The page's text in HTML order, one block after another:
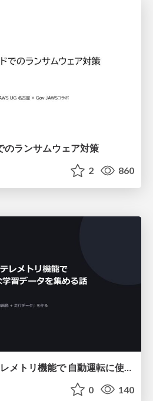
のランサムウェア対策
2 860
0 140